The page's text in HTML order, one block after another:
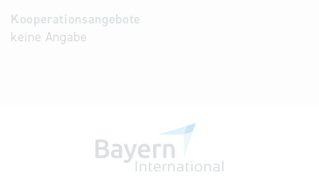
Kooperationsangebote
keine Angabe